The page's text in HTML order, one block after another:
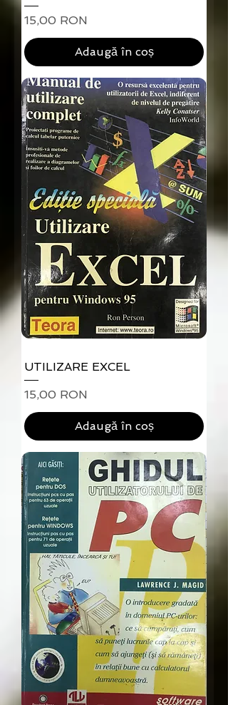
Preț
15,00 RON
Adaugă în coș
UTILIZARE EXCEL
Preț
15,00 RON
Adaugă în coș